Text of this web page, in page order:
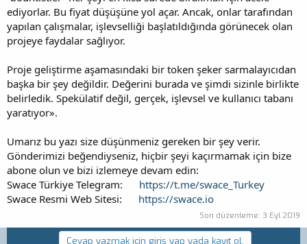
ediyorlar. Bu fiyat düşüşüne yol açar. Ancak, onlar tarafından
yapılan çalışmalar, işlevselliği başlatıldığında görünecek olan
projeye faydalar sağlıyor.
Proje geliştirme aşamasındaki bir token şeker sarmalayıcıdan
başka bir şey değildir. Değerini burada ve şimdi sizinle birlikte
belirledik. Spekülatif değil, gerçek, işlevsel ve kullanıcı tabanı
yaratıyor».
Umarız bu yazı size düşünmeniz gereken bir şey verir.
Gönderimizi beğendiyseniz, hiçbir şeyi kaçırmamak için bize
abone olun ve bizi izlemeye devam edin:
Swace Türkiye Telegram:
https://t.me/swace_Turkey
Swace Resmi Web Sitesi:
https://swace.io
Son düzenleme: 3 Eyl 2019
Cevap yazmak için giriş yap yada kayıt ol.